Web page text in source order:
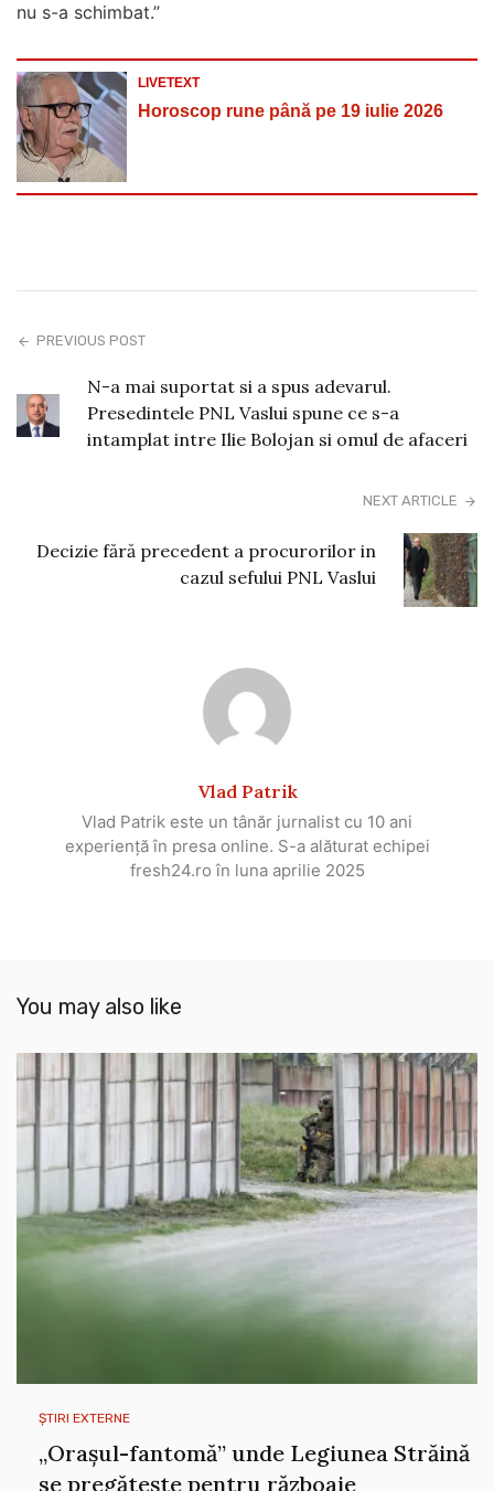
nu s-a schimbat.”
LIVETEXT
Horoscop rune până pe 19 iulie 2026
PREVIOUS POST
N-a mai suportat si a spus adevarul.
Presedintele PNL Vaslui spune ce s-a
intamplat intre Ilie Bolojan si omul de afaceri
NEXT ARTICLE
Decizie fără precedent a procurorilor in
cazul sefului PNL Vaslui
Vlad Patrik
Vlad Patrik este un tânăr jurnalist cu 10 ani
experiență în presa online. S-a alăturat echipei
fresh24.ro în luna aprilie 2025
You may also like
ȘTIRI EXTERNE
„Orașul-fantomă” unde Legiunea Străină
se pregătește pentru războaie